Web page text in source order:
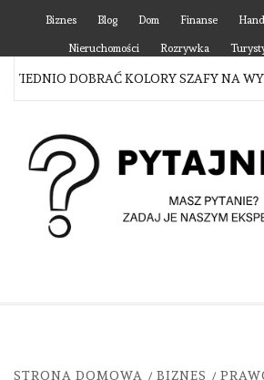
content
Biznes Blog Dom Finanse
Nieruchomości Rozrywka
DOBRAĆ KOLORY SZAFY NA
STRONA DOMOWA BIZNES